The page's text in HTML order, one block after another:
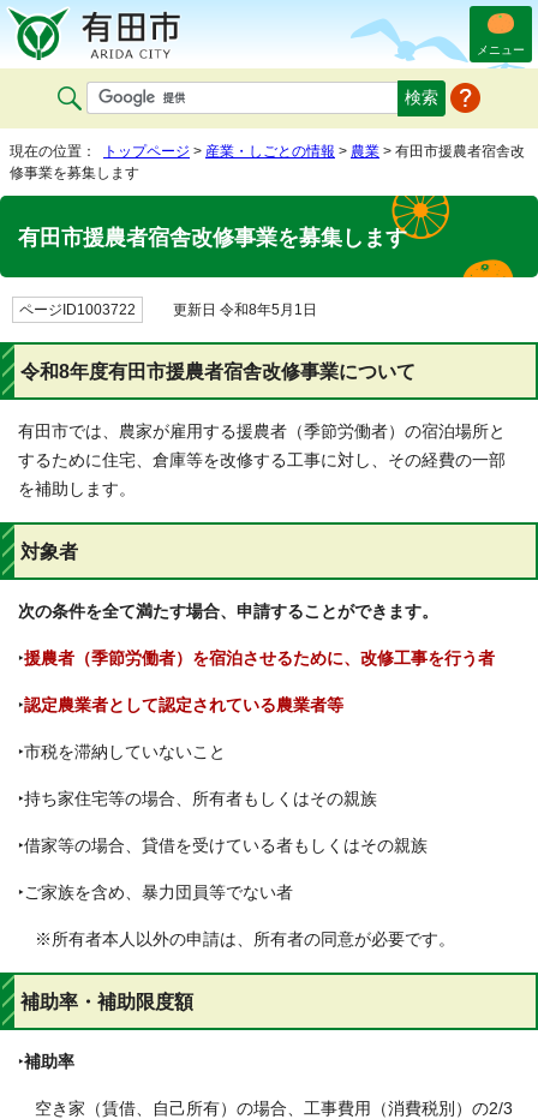
メニュー
現在の位置： トップページ > 産業・しごとの情報 > 農業 > 有田市援農者宿舎改
修事業を募集します
有田市援農者宿舎改修事業を募集します
ページID1003722 更新日 令和8年5月1日
令和8年度有田市援農者宿舎改修事業について
有田市では、農家が雇用する援農者（季節労働者）の宿泊場所と
するために住宅、倉庫等を改修する工事に対し、その経費の一部
を補助します。
対象者
次の条件を全て満たす場合、申請することができます。
‣援農者（季節労働者）を宿泊させるために、改修工事を行う者
‣認定農業者として認定されている農業者等
‣市税を滞納していないこと
‣持ち家住宅等の場合、所有者もしくはその親族
‣借家等の場合、貸借を受けている者もしくはその親族
‣ご家族を含め、暴力団員等でない者
※所有者本人以外の申請は、所有者の同意が必要です。
補助率・補助限度額
‣補助率
空き家（賃借、自己所有）の場合、工事費用（消費税別）の2/3